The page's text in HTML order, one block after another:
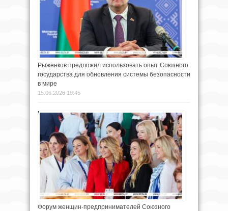
Рыженков предложил использовать опыт Союзного
государства для обновления системы безопасности
в мире
15.06.2026 19:45
Форум женщин-предпринимателей Союзного